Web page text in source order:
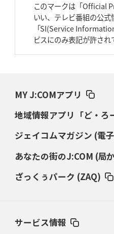
2026年3月19日(木)更新
ワイルドナイツ、土壇場逆転の背景
き）」
2026年3月5日(木)更新
2026年2月26日(木)更新
2026年2月12日(木)更新
このマークは「Official
いい、テレビ番組の公式
「SI(Service
ビスにのみ表記が許され
MY J:COMアプリ
地域情報アプリ「ど・ろ
ジェイコムマガジン (電
あなたの街のJ:COM (局
ざっくぅパーク (ZAQ)
サービス情報